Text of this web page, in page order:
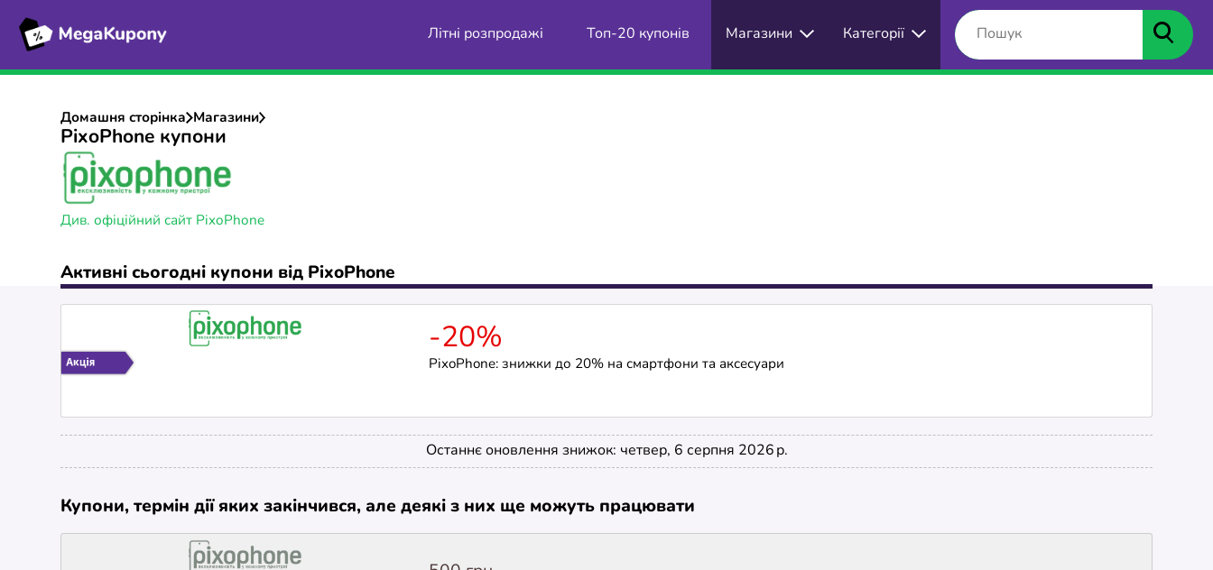
Літні розпродажі Топ-20 купонів Магазини Категорії
Домашня сторінка Магазини
PixoPhone купони
Див. офіційний сайт PixoPhone
Активні сьогодні купони від PixoPhone
-20%
PixoPhone: знижки до 20% на смартфони та аксесуари
Останнє оновлення знижок: четвер, 6 серпня 2026 р.
Купони, термін дії яких закінчився, але деякі з них ще можуть працювати